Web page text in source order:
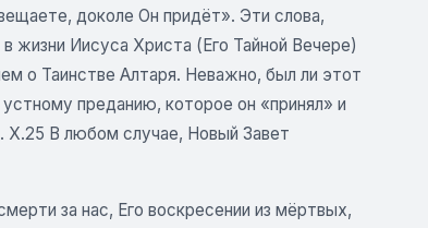
доколе Он придёт». Эти слова,
жизни Иисуса Христа (Его Тайной Вечере)
о Таинстве Алтаря. Неважно, был ли этот
преданию, которое он «принял» и
X.25 В любом случае, Новый Завет
за нас, Его воскресении из мёртвых,